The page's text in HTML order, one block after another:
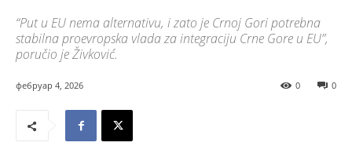
“Put u EU nema alternativu, i zato je Crnoj Gori potrebna
stabilna proevropska vlada za integraciju Crne Gore u EU”,
poručio je Živković.
фебруар 4, 2026 0
0